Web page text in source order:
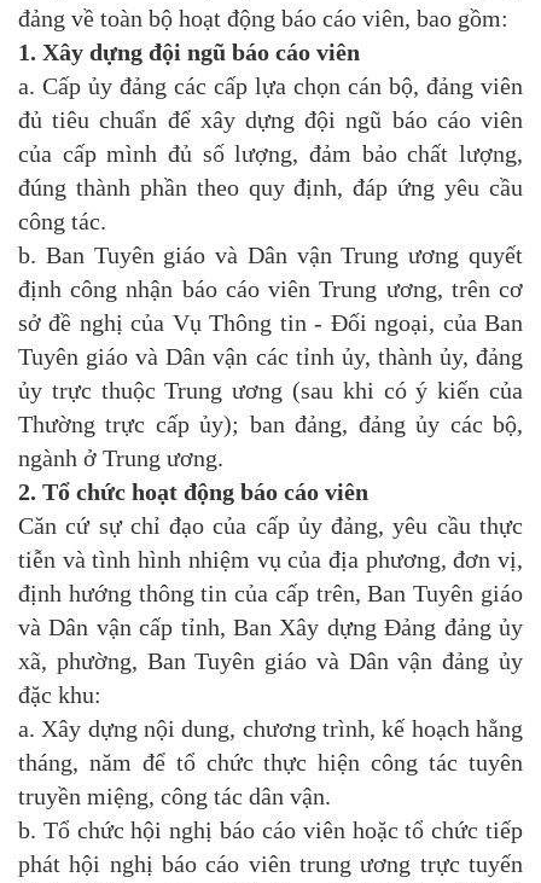
đảng về toàn bộ hoạt động báo cáo viên, bao gồm:
1. Xây dựng đội ngũ báo cáo viên
a. Cấp ủy đảng các cấp lựa chọn cán bộ, đảng viên
đủ tiêu chuẩn để xây dựng đội ngũ báo cáo viên
của cấp mình đủ số lượng, đảm bảo chất lượng,
đúng thành phần theo quy định, đáp ứng yêu cầu
công tác.
b. Ban Tuyên giáo và Dân vận Trung ương quyết
định công nhận báo cáo viên Trung ương, trên cơ
sở đề nghị của Vụ Thông tin - Đối ngoại, của Ban
Tuyên giáo và Dân vận các tỉnh ủy, thành ủy, đảng
ủy trực thuộc Trung ương (sau khi có ý kiến của
Thường trực cấp ủy); ban đảng, đảng ủy các bộ,
ngành ở Trung ương.
2. Tổ chức hoạt động báo cáo viên
Căn cứ sự chỉ đạo của cấp ủy đảng, yêu cầu thực
tiễn và tình hình nhiệm vụ của địa phương, đơn vị,
định hướng thông tin của cấp trên, Ban Tuyên giáo
và Dân vận cấp tỉnh, Ban Xây dựng Đảng đảng ủy
xã, phường, Ban Tuyên giáo và Dân vận đảng ủy
đặc khu:
a. Xây dựng nội dung, chương trình, kế hoạch hằng
tháng, năm để tổ chức thực hiện công tác tuyên
truyền miệng, công tác dân vận.
b. Tổ chức hội nghị báo cáo viên hoặc tổ chức tiếp
phát hội nghị báo cáo viên trung ương trực tuyến